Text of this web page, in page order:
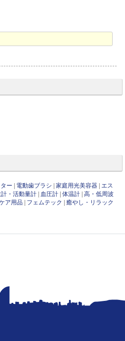
ー 電動歯ブラシ |家庭用光美容器
エス
・活動量計 血圧計 |体温計 |高・低周波
ア用品 フェムテック |癒やし・リラック